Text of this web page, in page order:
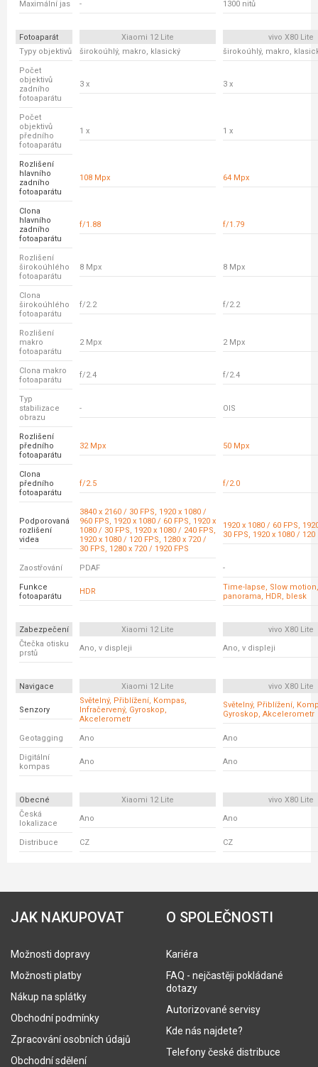
Maximální jas - 1300 nitů
Fotoaparát Xiaomi 12 Lite
vivo X80 Lite
Typy objektivů
širokoúhlý, makro, klasický širokoúhlý, makro,
Počet
objektivů
zadního
fotoaparátu
3 x 3 x
Počet
objektivů
předního
fotoaparátu
1 x 1 x
Rozlišení
hlavního
zadního
fotoaparátu
108 Mpx 64 Mpx
Clona
hlavního
zadního
fotoaparátu
f/1.88 f/1.79
Rozlišení
širokoúhlého
fotoaparátu
8 Mpx 8 Mpx
Clona
širokoúhlého
fotoaparátu
f/2.2 f/2.2
Rozlišení
makro
fotoaparátu
2 Mpx 2 Mpx
Clona makro
fotoaparátu
f/2.4 f/2.4
Typ
stabilizace
obrazu
- OIS
Rozlišení
předního
fotoaparátu
32 Mpx 50 Mpx
Clona
předního
fotoaparátu
f/2.5 f/2.0
Podporovaná
rozlišení
videa
3840 x 2160 / 30 FPS, 1920 x 1080 /
960 FPS, 1920 x 1080 / 60 FPS, 1920 x
1080 / 30 FPS, 1920 x 1080 / 240 FPS,
1920 x 1080 / 120 FPS, 1280 x 720 /
30 FPS, 1280 x 720 / 1920 FPS
1920 x 1080 / 60 FPS,
30 FPS, 1920 x 1080 / 120
Zaostřování PDAF -
Funkce
fotoaparátu
HDR
Time-lapse, Slow
panorama, HDR, blesk
Zabezpečení Xiaomi 12 Lite
vivo X80 Lite
Čtečka otisku
prstů
Ano, v displeji Ano, v displeji
Navigace Xiaomi 12 Lite vivo X80 Lite
Senzory
Světelný, Přiblížení, Kompas,
Infračervený, Gyroskop,
Akcelerometr
Světelný, Přiblížení,
Gyroskop, Akcelerometr
Geotagging Ano Ano
Digitální
kompas
Ano Ano
Obecné Xiaomi 12 Lite
vivo X80 Lite
Česká
lokalizace
Ano Ano
Distribuce CZ CZ
JAK NAKUPOVAT
Možnosti dopravy
Možnosti platby
Nákup na splátky
Obchodní podmínky
Zpracování osobních údajů
Obchodní sdělení
O SPOLEČNOSTI
Kariéra
FAQ - nejčastěji pokládané
dotazy
Autorizované servisy
Kde nás najdete?
Telefony české distribuce